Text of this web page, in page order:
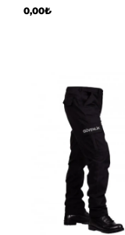
0,00₺